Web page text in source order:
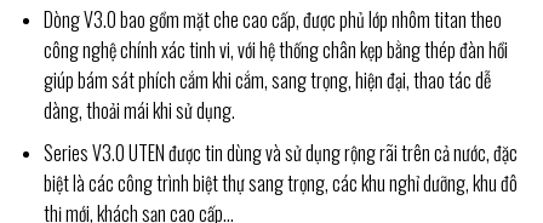
Dòng V3.0 bao gồmmặt che cao cấp, được phủ lớp nhôm titan theo
công nghệ chính xác tinh vi, với hệ thống chân kẹp bằng thép đàn hồi
giúp bám sát phích cắm khi cắm, sang trọng, hiện đại, thao tác dễ
dàng, thoải mái khi sử dụng.
Series V3.0 UTEN được tin dùng và sử dụng rộng rãi trên cả nước, đặc
biệt là các công trình biệt thự sang trọng, các khu nghỉ dưỡng, khu đô
thị mới, khách sạn cao cấp…